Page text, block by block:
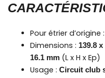
Pour étrier d’origine :
Dimensions : 139.8
16.1 mm (L x H x Ep)
Usage : Circuit club